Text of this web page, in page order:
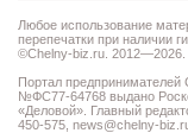
Любое использование
перепечатки при наличии
©Chelny-biz.ru. 2012—2026.
Портал
№ФС77-64768 выдано
«Деловой». Главный
450-575, news@chelny-